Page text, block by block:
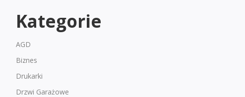
Kategorie
AGD
Biznes
Drukarki
Drzwi Garażowe